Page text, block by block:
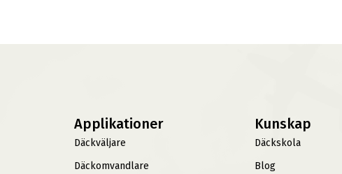
Applikationer
Däckväljare
Däckomvandlare
Kunskap
Däckskola
Blog